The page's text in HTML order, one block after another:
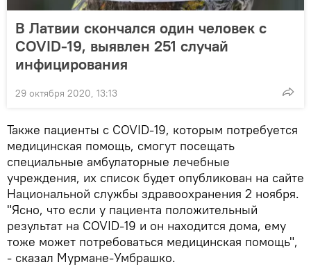
В Латвии скончался один человек с
COVID-19, выявлен 251 случай
инфицирования
29 октября 2020, 13:13
Также пациенты с COVID-19, которым потребуется
медицинская помощь, смогут посещать
специальные амбулаторные лечебные
учреждения, их список будет опубликован на сайте
Национальной службы здравоохранения 2 ноября.
"Ясно, что если у пациента положительный
результат на COVID-19 и он находится дома, ему
тоже может потребоваться медицинская помощь",
- сказал Мурмане-Умбрашко.